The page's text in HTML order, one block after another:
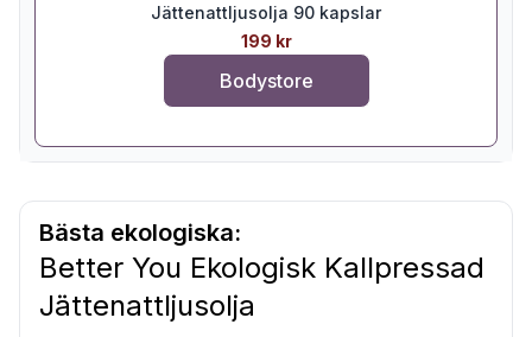
Jättenattljusolja 90 kapslar
199 kr
Bodystore
Bästa ekologiska:
Better You Ekologisk Kallpressad
Jättenattljusolja